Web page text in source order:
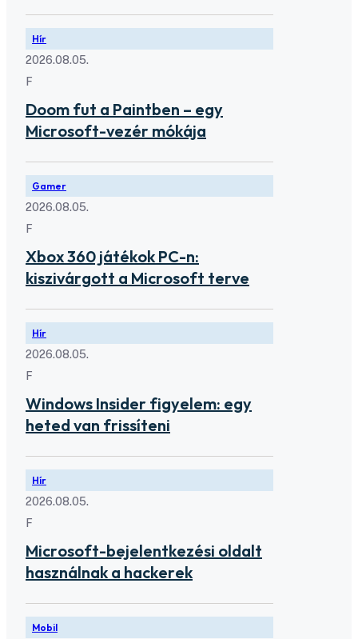
Hír
2026.08.05.
F
Doom fut a Paintben – egy
Microsoft-vezér mókája
Gamer
2026.08.05.
F
Xbox 360 játékok PC-n:
kiszivárgott a Microsoft terve
Hír
2026.08.05.
F
Windows Insider figyelem: egy
heted van frissíteni
Hír
2026.08.05.
F
Microsoft-bejelentkezési oldalt
használnak a hackerek
Mobil